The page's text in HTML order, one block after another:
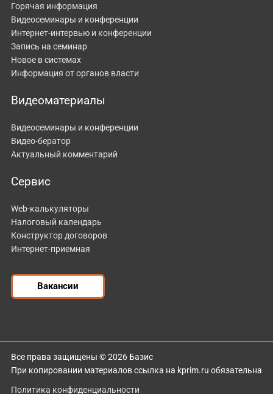
Горячая информация
Видеосеминары и конференции
Интернет-интервью и конференции
Запись на семинар
Новое в системах
Информация от органов власти
Видеоматериалы
Видеосеминары и конференции
Видео-бератор
Актуальный комментарий
Сервис
Web-калькуляторы
Налоговый календарь
Конструктор договоров
Интернет-приемная
Вакансии
Все права защищены © 2026 Базис
При копировании материалов ссылка на kprim.ru обязательна
Политика конфиденциальности